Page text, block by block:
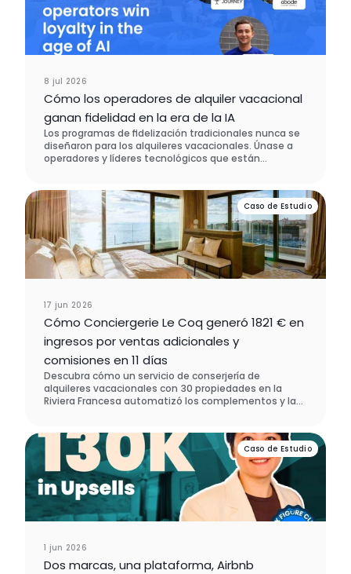
8 jul 2026
Cómo los operadores de alquiler vacacional
ganan fidelidad en la era de la IA
Los programas de fidelización tradicionales nunca se
diseñaron para los alquileres vacacionales. Únase a
operadores y líderes tecnológicos que están
clientes vuelvan.
Caso de Estudio
17 jun 2026
Cómo Conciergerie Le Coq generó 1821 € en
ingresos por ventas adicionales y
comisiones en 11 días
Descubra cómo un servicio de conserjería de
alquileres vacacionales con 30 propiedades en la
Riviera Francesa automatizó los complementos y las
necesidad de contacto manual. Eligieron Enso
Connect en lugar de SuiteOp en el proceso de
evaluación de software.
Caso de Estudio
1 jun 2026
Dos marcas, una plataforma, Airbnb